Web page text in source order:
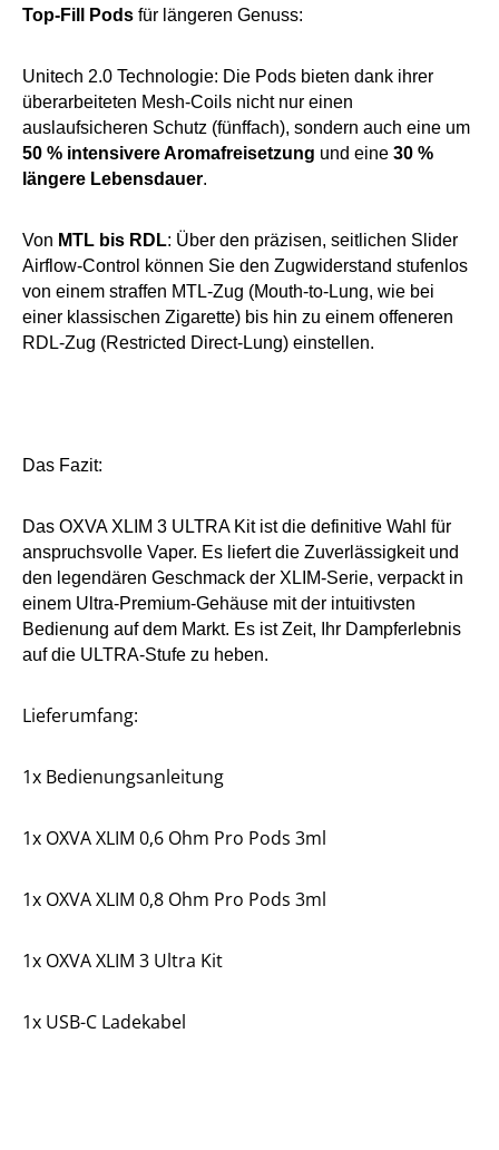
Top-Fill Pods für längeren Genuss:
Unitech 2.0 Technologie: Die Pods bieten dank ihrer
überarbeiteten Mesh-Coils nicht nur einen
auslaufsicheren Schutz (fünffach), sondern auch eine um
50 % intensivere Aromafreisetzung und eine 30 %
längere Lebensdauer.
Von MTL bis RDL: Über den präzisen, seitlichen Slider
Airflow-Control können Sie den Zugwiderstand stufenlos
von einem straffen MTL-Zug (Mouth-to-Lung, wie bei
einer klassischen Zigarette) bis hin zu einem offeneren
RDL-Zug (Restricted Direct-Lung) einstellen.
Das Fazit:
Das OXVA XLIM 3 ULTRA Kit ist die definitive Wahl für
anspruchsvolle Vaper. Es liefert die Zuverlässigkeit und
den legendären Geschmack der XLIM-Serie, verpackt in
einem Ultra-Premium-Gehäuse mit der intuitivsten
Bedienung auf dem Markt. Es ist Zeit, Ihr Dampferlebnis
auf die ULTRA-Stufe zu heben.
Lieferumfang:
1x Bedienungsanleitung
1x OXVA XLIM 0,6 Ohm Pro Pods 3ml
1x OXVA XLIM 0,8 Ohm Pro Pods 3ml
1x OXVA XLIM 3 Ultra Kit
1x USB-C Ladekabel